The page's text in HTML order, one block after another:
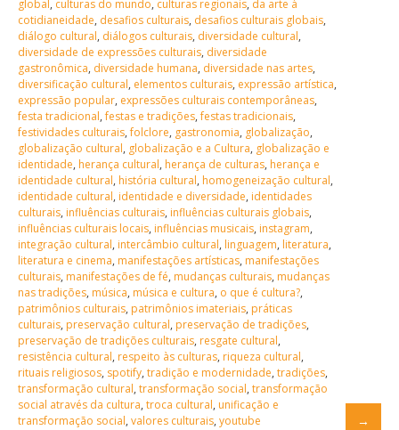
global, culturas do mundo, culturas regionais, da arte à
cotidianeidade, desafios culturais, desafios culturais globais,
diálogo cultural, diálogos culturais, diversidade cultural,
diversidade de expressões culturais, diversidade
gastronômica, diversidade humana, diversidade nas artes,
diversificação cultural, elementos culturais, expressão artística,
expressão popular, expressões culturais contemporâneas,
festa tradicional,festas e tradições,festas tradicionais,
festividades culturais,folclore, gastronomia, globalização,
globalização cultural, globalização e a Cultura, globalização e
identidade, herança cultural, herança de culturas, herança e
identidade cultural, história cultural, homogeneização cultural,
identidade cultural, identidade e diversidade, identidades
culturais, influências culturais, influências culturais globais,
influências culturais locais, influências musicais, instagram,
integração cultural, intercâmbio cultural, linguagem, literatura,
literatura e cinema, manifestações artísticas, manifestações
culturais, manifestações de fé, mudanças culturais, mudanças
nas tradições, música, música e cultura, o que é cultura?,
patrimônios culturais, patrimônios imateriais, práticas
culturais, preservação cultural, preservação de tradições,
preservação de tradições culturais, resgate cultural,
resistência cultural, respeito às culturas, riqueza cultural,
rituais religiosos, spotify, tradição e modernidade, tradições,
transformação cultural, transformação social, transformação
social através da cultura, troca cultural, unificação e
transformação social, valores culturais, youtube